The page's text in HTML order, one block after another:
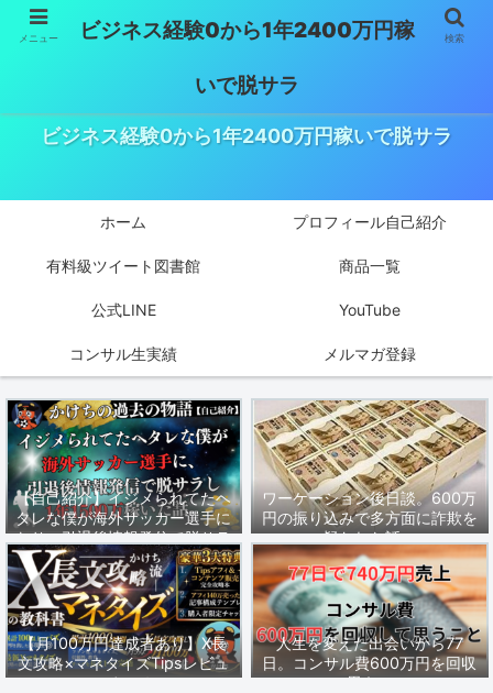
ビジネス経験0から1年2400万円稼いで脱サラ
ホーム プロフィール自己紹介
有料級ツイート図書館 商品一覧
公式LINE YouTube
コンサル生実績 メルマガ登録
【自己紹介】イジメられてたヘ
タレな僕が海外サッカー選手に
なり、引退後情報発信で脱サラ
し1年1500万稼いだ話。
ワーケーション後日談。600万
円の振り込みで多方面に詐欺を
疑われた話。
【月100万円達成者あり】X長
文攻略×マネタイズTipsレビュ
ーまとめ
人生を変えた出会いから77
日。コンサル費600万円を回収
して思うこと。
メニュー ビジネス経験0から1年2400万円稼
いで脱サラ
検索